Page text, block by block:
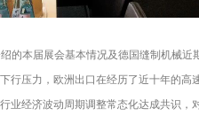
的本届展会基本情况及德国缝制机械
行压力，欧洲出口在经历了近十年的
业经济波动周期调整常态化达成共识，